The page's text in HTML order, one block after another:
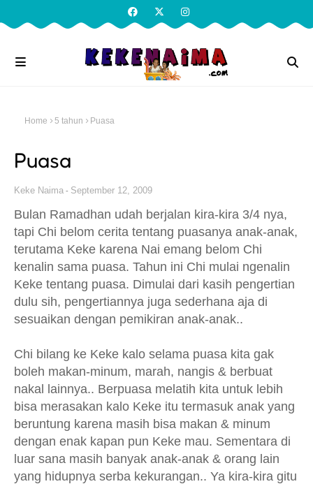
Home 5 tahun Puasa
Puasa
Keke Naima September 12, 2009
Bulan Ramadhan udah berjalan kira-kira 3/4 nya,
tapi Chi belom cerita tentang puasanya anak-anak,
terutama Keke karena Nai emang belom Chi
kenalin sama puasa. Tahun ini Chi mulai ngenalin
Keke tentang puasa. Dimulai dari kasih pengertian
dulu sih, pengertiannya juga sederhana aja di
sesuaikan dengan pemikiran anak-anak..
Chi bilang ke Keke kalo selama puasa kita gak
boleh makan-minum, marah, nangis & berbuat
nakal lainnya.. Berpuasa melatih kita untuk lebih
bisa merasakan kalo Keke itu termasuk anak yang
beruntung karena masih bisa makan & minum
dengan enak kapan pun Keke mau. Sementara di
luar sana masih banyak anak-anak & orang lain
yang hidupnya serba kekurangan.. Ya kira-kira gitu